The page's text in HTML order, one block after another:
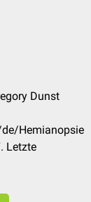
Dunst
Hemianopsie
Letzte